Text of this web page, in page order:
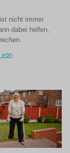
nicht immer
dabei helfen,
von